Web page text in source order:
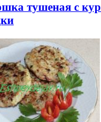
тушеная с